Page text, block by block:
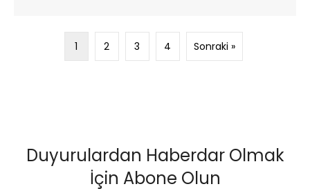
1 2 3 4 Sonraki »
Duyurulardan Haberdar Olmak
İçin Abone Olun